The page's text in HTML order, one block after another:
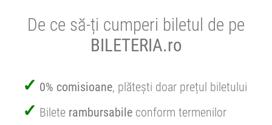
De ce să-ți cumperi biletul de pe
BILETERIA.ro
0% comisioane, plătești doar prețul biletului
Bilete rambursabile conform termenilor